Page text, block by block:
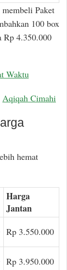
Paket
100 box
Rp 4.350.000
Waktu
Aqiqah Cimahi
hemat
Harga
Jantan
Rp 3.550.000
Rp 3.950.000